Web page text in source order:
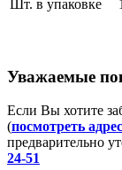
Шт. в упаковке
1
Уважаемые
Если Вы хотите
(посмотреть адрес
предварительно
24-51